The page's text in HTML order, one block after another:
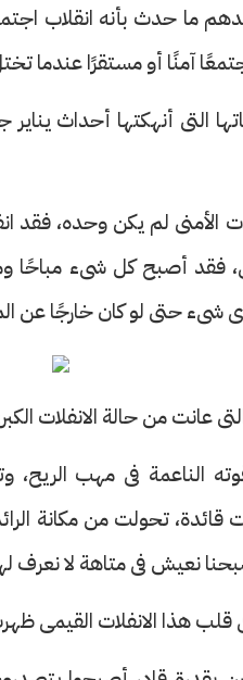
حدث بأنه انقلاب
آمنًا أو مستقرًا عندما
التى أنهكتها أحداث
الأمنى لم يكن وحده،
فقد أصبح كل شىء
شىء حتى لو كان خارجًا عن
عانت من حالة الانفلات
الناعمة فى مهب الريح،
تحولت من مكانة
نعيش فى متاهة لا نعرف
هذا الانفلات القيمى